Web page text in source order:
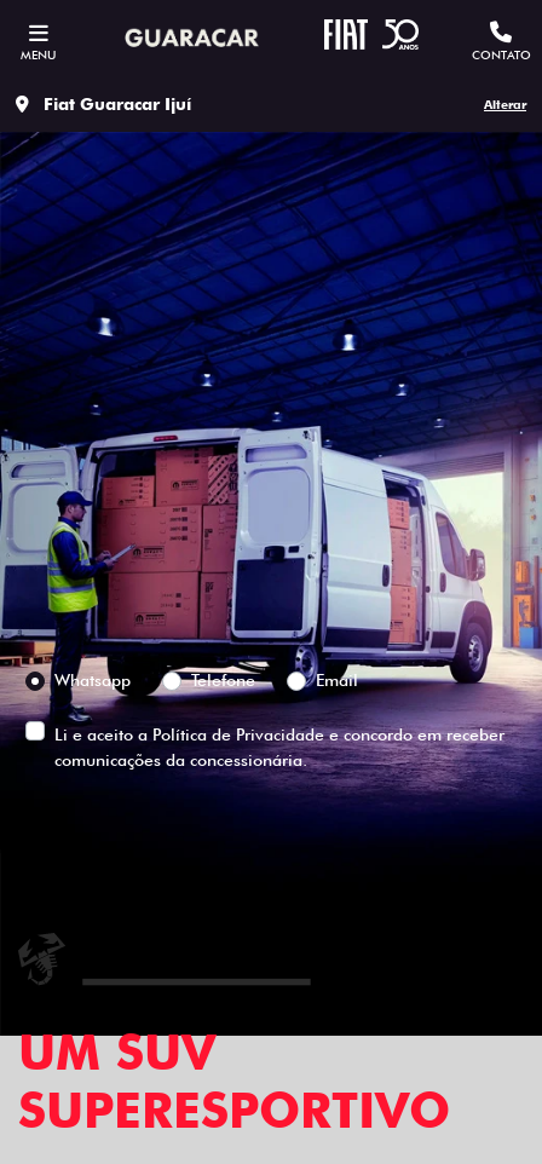
MENU CONTATO
Fiat Guaracar Ijuí Alterar
CADASTRE-SE PARA RECEBER
MAIS INFORMAÇÕES
Selecione a versão:
Preferência de contato:
Whatsapp
Telefone Email
Li e aceito a Política de Privacidadee concordo em receber
comunicações da concessionária.
UM SUV
SUPERESPORTIVO